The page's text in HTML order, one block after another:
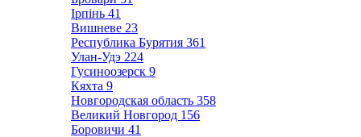
Ірпінь 41
Вишневе 23
Республика Бурятия 361
Улан-Удэ 224
Гусиноозерск 9
Кяхта 9
Новгородская область 358
Великий Новгород 156
Боровичи 41